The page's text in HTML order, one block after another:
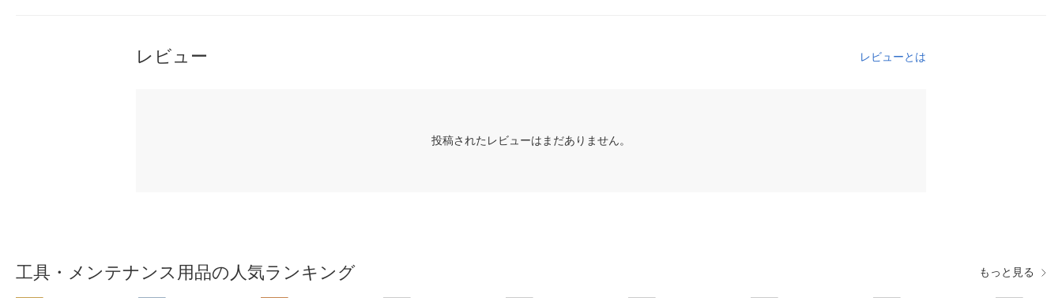
レビュー レビューとは
投稿されたレビューはまだありません。
工具・メンテナンス用品の人気ランキング もっと見る